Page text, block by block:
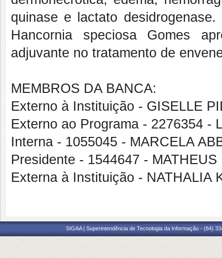
quinase e lactato
Hancornia speciosa Gomes
adjuvante no tratamento de
MEMBROS DA BANCA:
Externo à Instituição - GISELLE
Externo ao Programa - 2276354 -
Interna - 1055045 - MARCELA
Presidente - 1544647 -
Externa à Instituição - NATHALIA
SIGAA | Superintendência de Tecnologia da Informação - (84)